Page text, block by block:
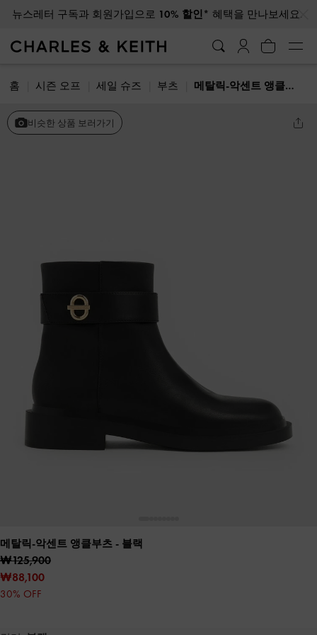
뉴스레터 구독과 회원가입으로 10% 할인* 혜택을 만나보세요.
홈 시즌 오프 세일 슈즈 부츠 메탈릭-악센트 앵클부츠
비슷한 상품 보러가기
메탈릭-악센트 앵클부츠 - 블랙
₩125,900
₩88,100
30% OFF